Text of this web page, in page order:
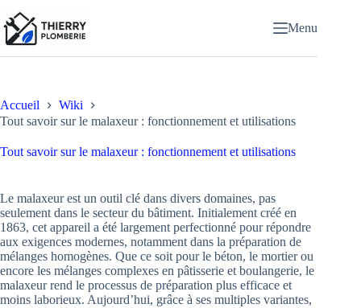
au
contenu
Menu
Accueil
Wiki
Tout savoir sur le malaxeur : fonctionnement et utilisations
Tout savoir sur le malaxeur : fonctionnement et utilisations
Le malaxeur est un outil clé dans divers domaines, pas
seulement dans le secteur du bâtiment. Initialement créé en
1863, cet appareil a été largement perfectionné pour répondre
aux exigences modernes, notamment dans la préparation de
mélanges homogènes. Que ce soit pour le béton, le mortier ou
encore les mélanges complexes en pâtisserie et boulangerie, le
malaxeur rend le processus de préparation plus efficace et
moins laborieux. Aujourd’hui, grâce à ses multiples variantes,